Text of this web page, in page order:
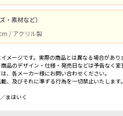
・素材など）
/ アクリル製
メージです。実際の商品とは異なる場合があり
品のデザイン・仕様・発売日などは予告なく変
、各メーカー様にお問い合わせください。
、及びそれに準ずる行為を一切禁止いたします。
まほいく